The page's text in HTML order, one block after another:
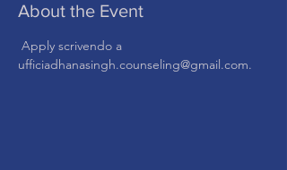
About the Event
Apply scrivendo a
ufficiadhanasingh.counseling@gmail.com.